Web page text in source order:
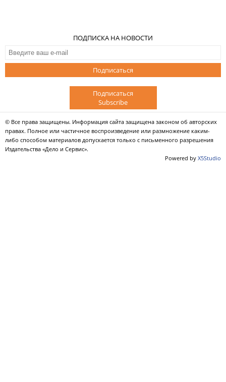
ПОДПИСКА НА НОВОСТИ
Подписаться
Подписаться
Subscribe
© Все права защищены. Информация сайта защищена законом об авторских
правах. Полное или частичное воспроизведение или размножение каким-
либо способом материалов допускается только с письменного разрешения
Издательства «Дело и Сервис».
Powered by X5Studio